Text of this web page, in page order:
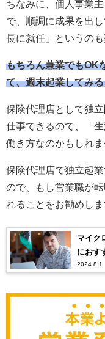
ちなみに、個人事業
で、順調に成果を出
長に就任」というのも
もちろん兼業でもOK
て、週末起業してみ
保険代理店として独
仕事できるので、「
働き方なのかもしれま
保険代理店で独立起
ので、もし営業職が
れることをお勧めしま
マイク
におす
2024.8.1